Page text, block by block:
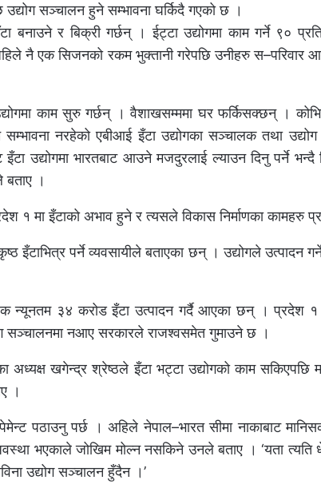
सञ्चालन हुने सम्भावना घर्किदै गएको छ ।
बनाउने र बिक्री गर्छन् । ईट्टा उद्योगमा काम गर्ने ९०
नै एक सिजनको रकम भुक्तानी गरेपछि उनीहरु स–परिवार
काम सुरु गर्छन् । वैशाखसम्ममा घर फर्किसक्छन् । कोभिड
नरहेको एबीआई इँटा उद्योगका सञ्चालक तथा
उद्योगमा भारतबाट आउने मजदुरलाई ल्याउन दिनु पर्ने भन्दै
बताए ।
१ मा इँटाको अभाव हुने र त्यसले विकास निर्माणका कामहरु
इँटाभित्र पर्ने व्यवसायीले बताएका छन् । उद्योगले उत्पादन
न्यूनतम ३४ करोड इँटा उत्पादन गर्दै आएका छन् । प्रदेश १
सञ्चालनमा नआए सरकारले राजश्वसमेत गुमाउने छ ।
अध्यक्ष खगेन्द्र श्रेष्ठले इँटा भट्टा उद्योगको काम
।
पठाउनु पर्छ । अहिले नेपाल–भारत सीमा नाकाबाट
भएकाले जोखिम मोल्न नसकिने उनले बताए । ‘यता
उद्योग सञ्चालन हुँदैन ।’